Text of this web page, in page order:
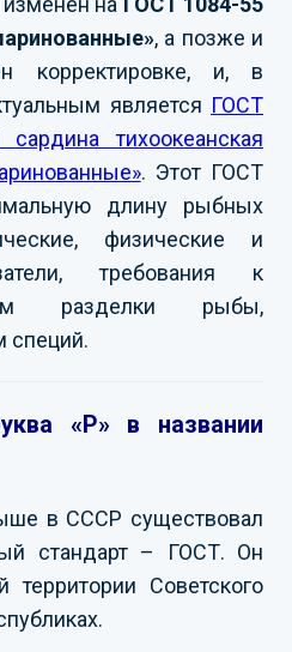
, а позже и
корректировке, и, в
является ГОСТ
тихоокеанская
. Этот ГОСТ
длину рыбных
физические и
требования к
разделки рыбы,
специй.
«Р» в названии
в СССР существовал
стандарт – ГОСТ. Он
Советского